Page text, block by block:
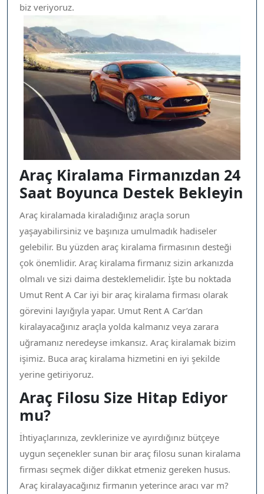
biz veriyoruz.
Araç Kiralama Firmanızdan 24
Saat Boyunca Destek Bekleyin
Araç kiralamada kiraladığınız araçla sorun
yaşayabilirsiniz ve başınıza umulmadık hadiseler
gelebilir. Bu yüzden araç kiralama firmasının desteği
çok önemlidir. Araç kiralama firmanız sizin arkanızda
olmalı ve sizi daima desteklemelidir. İşte bu noktada
Umut Rent A Car iyi bir araç kiralama firması olarak
görevini layığıyla yapar. Umut Rent A Car’dan
kiralayacağınız araçla yolda kalmanız veya zarara
uğramanız neredeyse imkansız. Araç kiralamak bizim
işimiz. Buca araç kiralama hizmetini en iyi şekilde
yerine getiriyoruz.
Araç Filosu Size Hitap Ediyor
mu?
İhtiyaçlarınıza, zevklerinize ve ayırdığınız bütçeye
uygun seçenekler sunan bir araç filosu sunan kiralama
firması seçmek diğer dikkat etmeniz gereken husus.
Araç kiralayacağınız firmanın yeterince aracı var m?